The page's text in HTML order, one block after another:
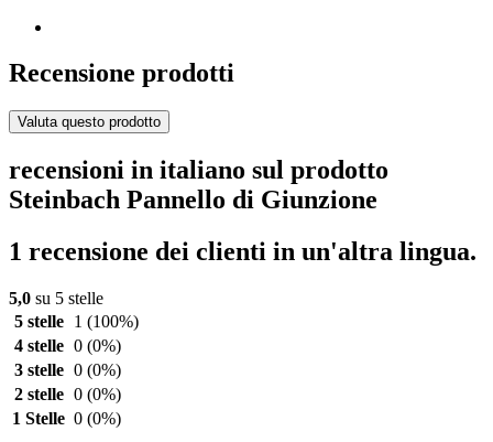
Recensione prodotti
Valuta questo prodotto
recensioni in italiano sul prodotto
Steinbach Pannello di Giunzione
1 recensione dei clienti in un'altra lingua.
5,0 su 5 stelle
5 stelle
1 (100%)
4 stelle 0 (0%)
3 stelle 0 (0%)
2 stelle 0 (0%)
1 Stelle 0 (0%)